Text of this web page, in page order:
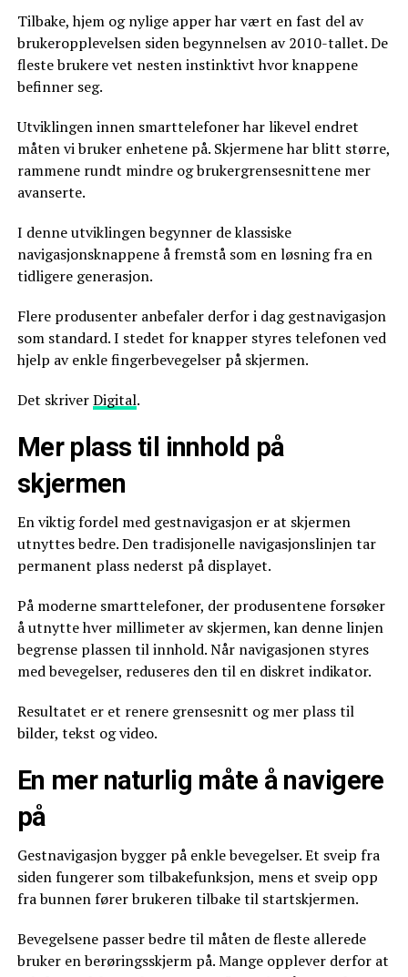
Tilbake, hjem og nylige apper har vært en fast del av
brukeropplevelsen siden begynnelsen av 2010-tallet. De
fleste brukere vet nesten instinktivt hvor knappene
befinner seg.
Utviklingen innen smarttelefoner har likevel endret
måten vi bruker enhetene på. Skjermene har blitt større,
rammene rundt mindre og brukergrensesnittene mer
avanserte.
I denne utviklingen begynner de klassiske
navigasjonsknappene å fremstå som en løsning fra en
tidligere generasjon.
Flere produsenter anbefaler derfor i dag gestnavigasjon
som standard. I stedet for knapper styres telefonen ved
hjelp av enkle fingerbevegelser på skjermen.
Det skriverDigital.
Mer plass til innhold på
skjermen
En viktig fordel med gestnavigasjon er at skjermen
utnyttes bedre. Den tradisjonelle navigasjonslinjen tar
permanent plass nederst på displayet.
På moderne smarttelefoner, der produsentene forsøker
å utnytte hver millimeter av skjermen, kan denne linjen
begrense plassen til innhold. Når navigasjonen styres
med bevegelser, reduseres den til en diskret indikator.
Resultatet er et renere grensesnitt og mer plass til
bilder, tekst og video.
En mer naturlig måte å navigere
på
Gestnavigasjon bygger på enkle bevegelser. Et sveip fra
siden fungerer som tilbakefunksjon, mens et sveip opp
fra bunnen fører brukeren tilbake til startskjermen.
Bevegelsene passer bedre til måten de fleste allerede
bruker en berøringsskjerm på. Mange opplever derfor at